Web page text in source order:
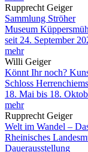
Rupprecht Geiger
Sammlung Ströher
Museum
seit 24. September
mehr
Willi Geiger
Könnt Ihr noch?
Schloss
18. Mai bis 18.
mehr
Rupprecht Geiger
Welt im Wandel –
Rheinisches
Dauerausstellung